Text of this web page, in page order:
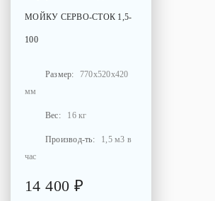
МОЙКУ СЕРВО-СТОК 1,5-
100
Размер:
770x520x420
мм
Вес: 16 кг
Производ-ть:
1,5 м3 в
час
14 400 ₽